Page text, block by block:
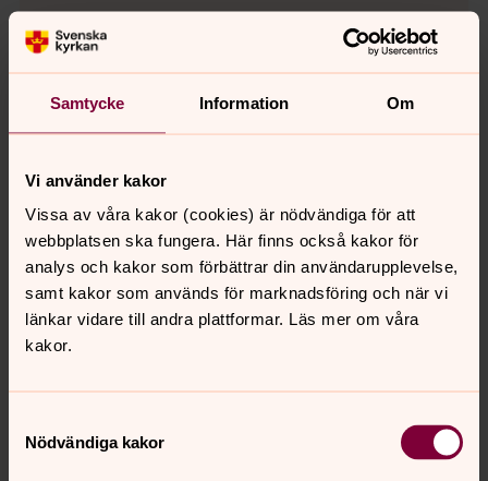
Samtycke Information Om
Vi använder kakor
Vissa av våra kakor (cookies) är nödvändiga för att
webbplatsen ska fungera. Här finns också kakor för
analys och kakor som förbättrar din användarupplevelse,
samt kakor som används för marknadsföring och när vi
länkar vidare till andra plattformar. Läs mer om våra
kakor.
Nödvändiga kakor
Ulrika Zander Haapaniemi
Tf kyrkoherde , Vreta klosters församling
E-post:ulrika.zanderhaapaniemi@svenskakyrkan.s